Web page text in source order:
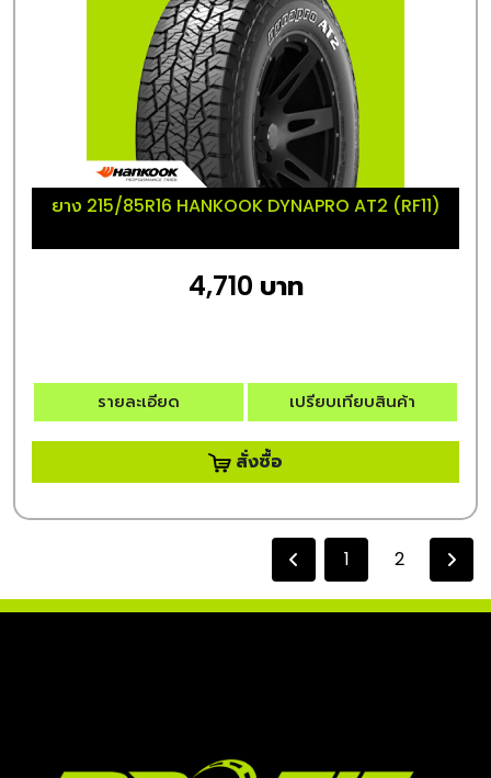
ยาง 215/85R16 HANKOOK DYNAPRO AT2 (RF11)
4,710 บาท
รายละเอียด เปรียบเทียบสินค้า
สั่งซื้อ
1 2